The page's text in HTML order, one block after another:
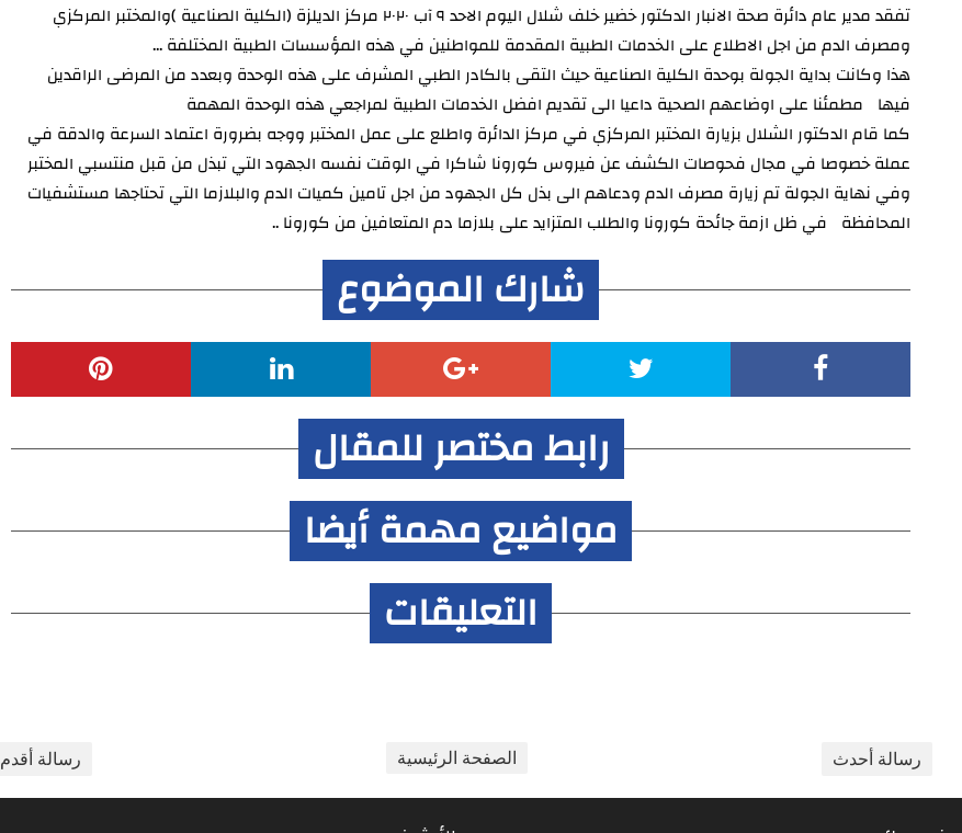
تفقد مدير عام دائرة صحة الانبار الدكتور خضير خلف شلال اليوم الاحد ٩ آب ٢٠٢٠ مركز الديلزة (الكلية الصناعية )والمختبر المركزي
ومصرف الدم من اجل الاطلاع على الخدمات الطبية المقدمة للمواطنين في هذه المؤسسات الطبية المختلفة ...
هذا وكانت بداية الجولة بوحدة الكلية الصناعية حيث التقى بالكادر الطبي المشرف على هذه الوحدة وبعدد من المرضى الراقدين
فيها مطمئنا على اوضاعهم الصحية داعيا الى تقديم افضل الخدمات الطبية لمراجعي هذه الوحدة المهمة
كما قام الدكتور الشلال بزيارة المختبر المركزي في مركز الدائرة واطلع على عمل المختبر ووجه بضرورة اعتماد السرعة والدقة في
عملة خصوصا في مجال فحوصات الكشف عن فيروس كورونا شاكرا في الوقت نفسه الجهود التي تبذل من قبل منتسبي المختبر
وفي نهاية الجولة تم زيارة مصرف الدم ودعاهم الى بذل كل الجهود من اجل تامين كميات الدم والبلازما التي تحتاجها مستشفيات
المحافظة في ظل ازمة جائحة كورونا والطلب المتزايد على بلازما دم المتعافين من كورونا ..
شارك الموضوع
رابط مختصر للمقال
مواضيع مهمة أيضا
التعليقات
رسالة أحدث رسالة أقدم الصفحة الرئيسية